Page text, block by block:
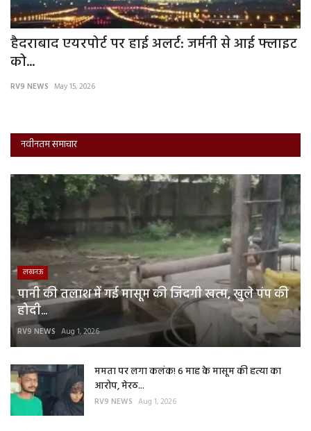
हैदराबाद एयरपोर्ट पर हाई अलर्ट: जर्मनी से आई फ्लाइट
को...
RV9 NEWS May 15, 2026
नवीनतम समाचार
लखनऊ
पानी की तलाश में गई मासूम की जिंदगी खत्म, खुले पंप की
होदी...
RV9 NEWS Aug 1, 2026
ममता पर लगा कलंक! 6 माह के मासूम की हत्या का
आरोप, मेरठ...
RV9 NEWS Aug 1, 2026